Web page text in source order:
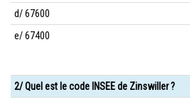
d/ 67600
e/ 67400
2/ Quel est le code INSEE de Zinswiller ?